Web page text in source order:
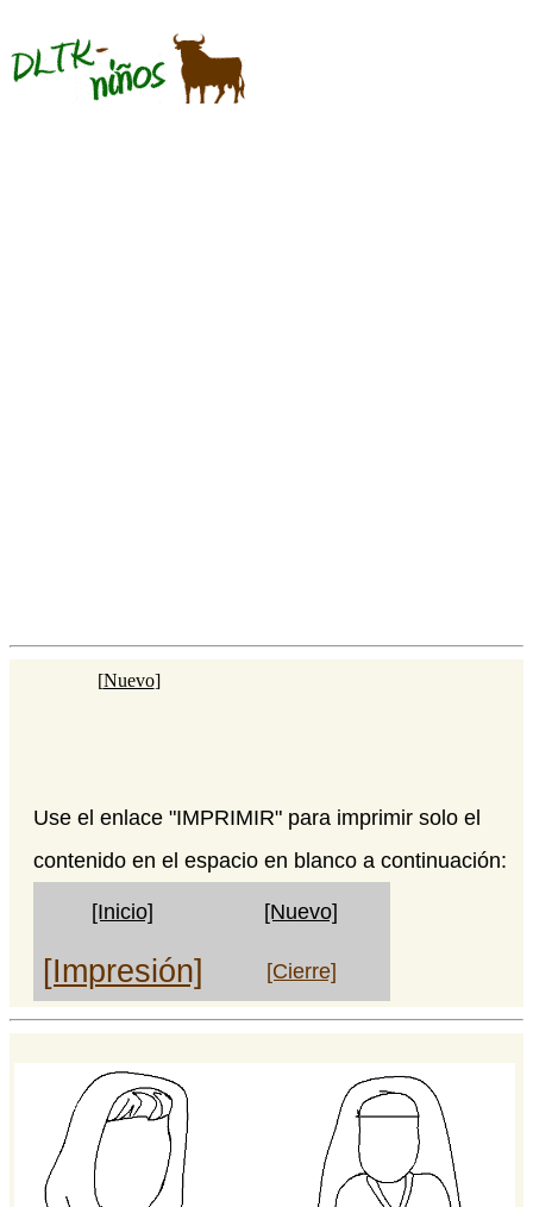
[Nuevo]
Use el enlace "IMPRIMIR" para imprimir solo el
contenido en el espacio en blanco a continuación:
[Inicio] [Nuevo]
[Impresión] [Cierre]